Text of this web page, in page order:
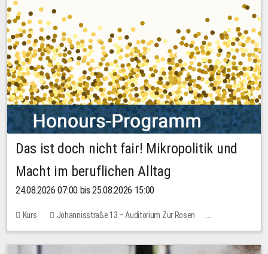
Das ist doch nicht fair! Mikropolitik und
Macht im beruflichen Alltag
24.08.2026 07:00 bis 25.08.2026 15:00
Kurs
Johannisstraße 13 – Auditorium Zur Rosen
Keine freien Plätze